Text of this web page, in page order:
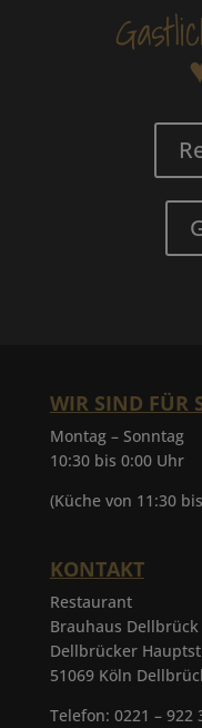
WIR SIND FÜR
Montag – Sonntag
10:30 bis 0:00 Uhr
(Küche von 11:30
KONTAKT
Restaurant
Brauhaus Dellbrück
Dellbrücker
51069 Köln
Telefon: 0221 – 922